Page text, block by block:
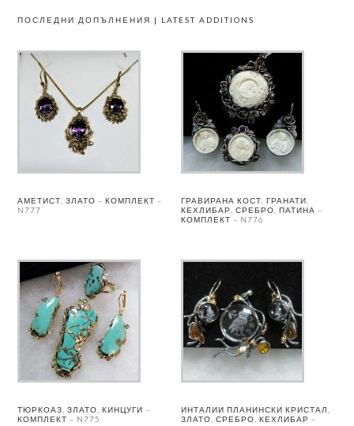
ПОСЛЕДНИ ДОПЪЛНЕНИЯ | LATEST ADDITIONS
АМЕТИСТ, ЗЛАТО – КОМПЛЕКТ –
N777
ГРАВИРАНА КОСТ, ГРАНАТИ,
КЕХЛИБАР, СРЕБРО, ПАТИНА –
КОМПЛЕКТ – N776
ТЮРКОАЗ, ЗЛАТО, КИНЦУГИ –
КОМПЛЕКТ – N775
ИНТАЛИИ ПЛАНИНСКИ КРИСТАЛ,
ЗЛАТО, СРЕБРО, КЕХЛИБАР –